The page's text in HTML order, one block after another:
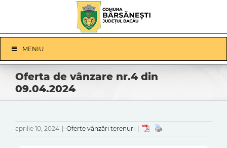
Navigation
MENIU
Oferta de vânzare nr.4 din
09.04.2024
aprilie 10, 2024 Oferte vânzări terenuri